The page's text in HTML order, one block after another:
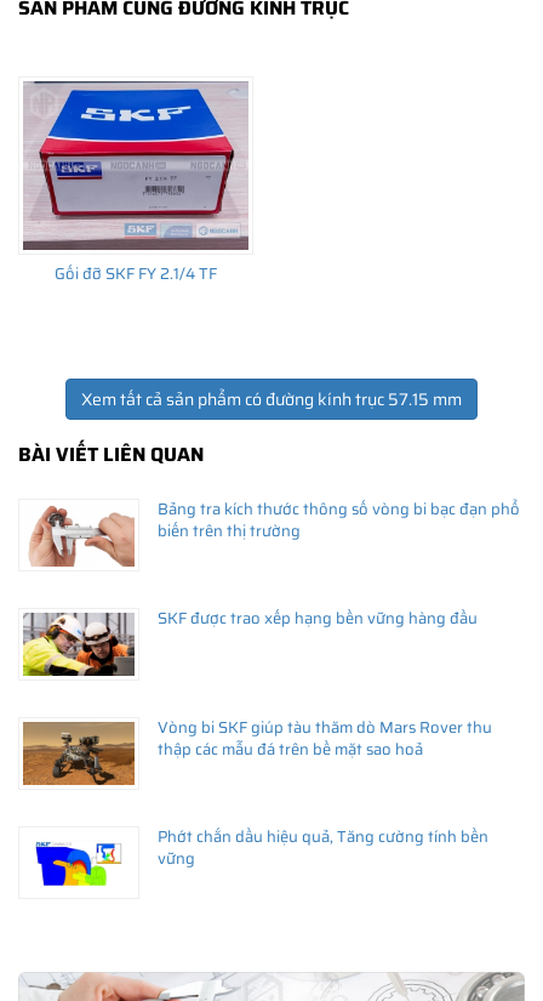
THÔNG TIN HỮU ÍCH
• Xuất xứ vòng bi SKF chính hãng ở đâu?
•Chất lượng vòng bi SKF chính hãng
SẢN PHẨM CÙNG ĐƯỜNG KÍNH TRỤC
Gối đỡ SKF FY 2.1/4 TF
Xem tất cả sản phẩm có đường kính trục 57.15 mm
BÀI VIẾT LIÊN QUAN
Bảng tra kích thước thông số vòng bi bạc đạn phổ
biến trên thị trường
SKF được trao xếp hạng bền vững hàng đầu
Vòng bi SKF giúp tàu thăm dò Mars Rover thu
thập các mẫu đá trên bề mặt sao hoả
Phớt chắn dầu hiệu quả, Tăng cường tính bền
vững